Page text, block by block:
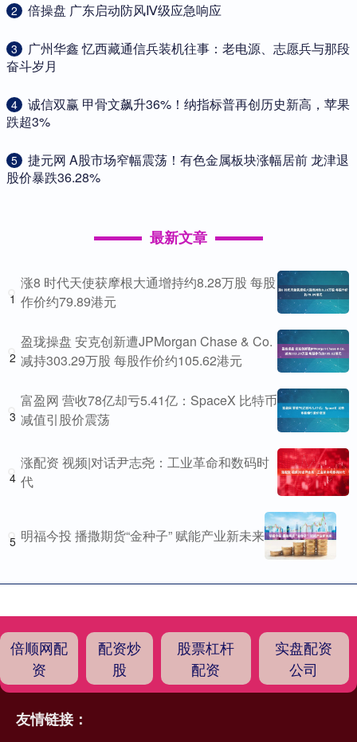
2 ​倍操盘 广东启动防风Ⅳ级应急响应
3
​广州华鑫 忆西藏通信兵装机往事：老电源、志愿兵与那段
奋斗岁月
4
​诚信双赢 甲骨文飙升36%！纳指标普再创历史新高，苹果
跌超3%
5
​捷元网 A股市场窄幅震荡！有色金属板块涨幅居前 龙津退
股价暴跌36.28%
最新文章
1
涨8 时代天使获摩根大通增持约8.28万股 每股
作价约79.89港元
2
盈珑操盘 安克创新遭JPMorgan Chase & Co.
减持303.29万股 每股作价约105.62港元
3
富盈网 营收78亿却亏5.41亿：SpaceX 比特币
减值引股价震荡
4
涨配资 视频|对话尹志尧：工业革命和数码时
代
5 明福今投 播撒期货“金种子” 赋能产业新未来
倍顺网配
资
配资炒
股
股票杠杆
配资
实盘配资
公司
友情链接：